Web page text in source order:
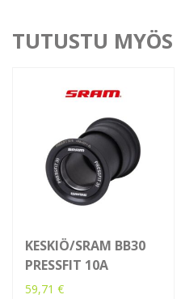
TUTUSTU MYÖS
KESKIÖ/SRAM BB30
PRESSFIT 10A
59,71 €